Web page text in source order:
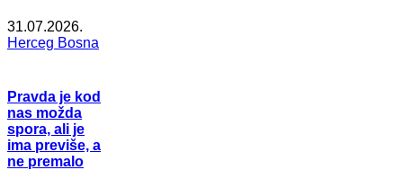
31.07.2026.
Herceg Bosna
Pravda je kod
nas možda
spora, ali je
ima previše, a
ne premalo